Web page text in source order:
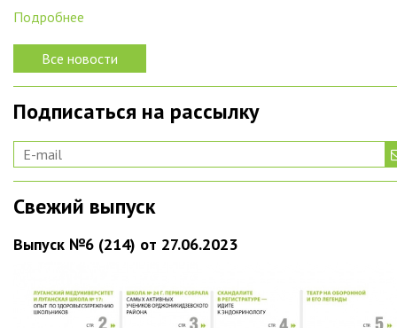
Подробнее
Все новости
Подписаться на рассылку
Свежий выпуск
Выпуск №6 (214) от 27.06.2023